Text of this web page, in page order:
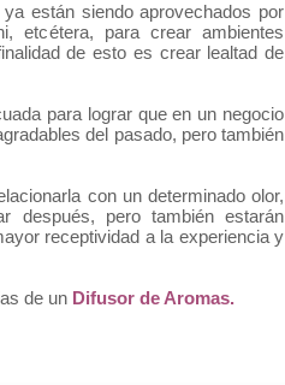
están siendo aprovechados por
etcétera, para crear ambientes
de esto es crear lealtad de
para lograr que en un negocio
del pasado, pero también
con un determinado olor,
después, pero también estarán
receptividad a la experiencia y
de un Difusor de Aromas.